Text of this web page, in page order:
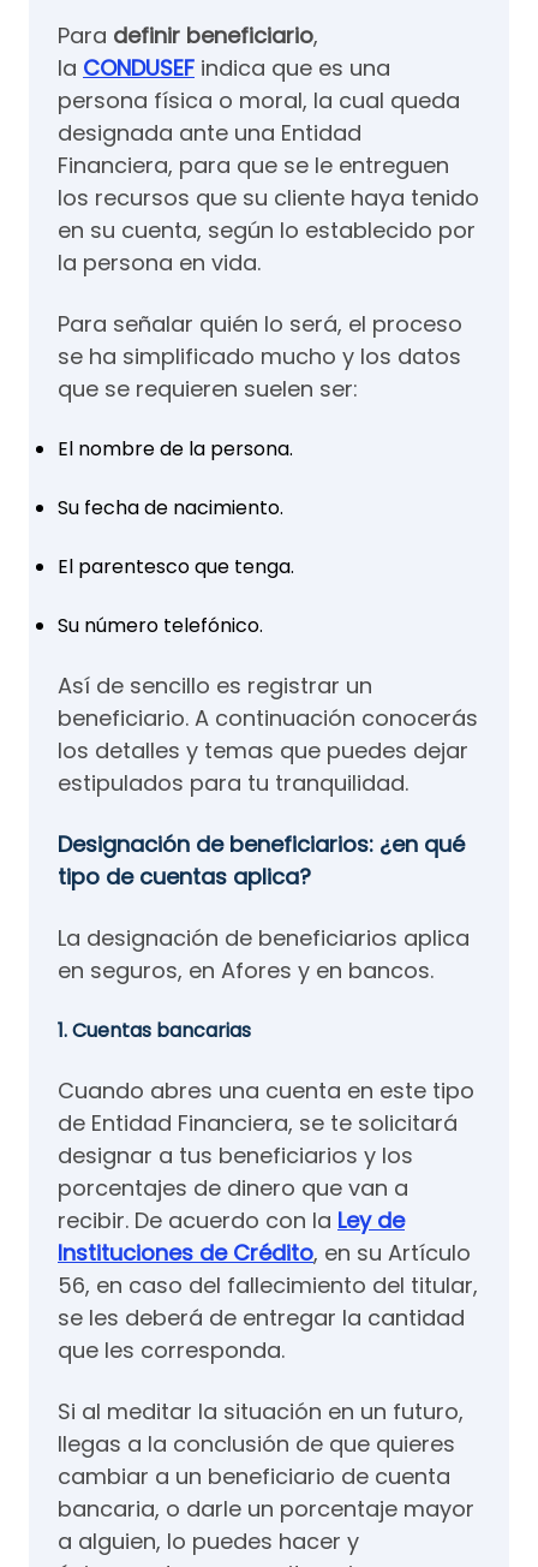
Para definir beneficiario,
la CONDUSEF indica que es una
persona física o moral, la cual queda
designada ante una Entidad
Financiera, para que se le entreguen
los recursos que su cliente haya tenido
en su cuenta, según lo establecido por
la persona en vida.
Para señalar quién lo será, el proceso
se ha simplificado mucho y los datos
que se requieren suelen ser:
El nombre de la persona.
Su fecha de nacimiento.
El parentesco que tenga.
Su número telefónico.
Así de sencillo es registrar un
beneficiario. A continuación conocerás
los detalles y temas que puedes dejar
estipulados para tu tranquilidad.
Designación de beneficiarios: ¿en qué
tipo de cuentas aplica?
La designación de beneficiarios aplica
en seguros, en Afores y en bancos.
1. Cuentas bancarias
Cuando abres una cuenta en este tipo
de Entidad Financiera, se te solicitará
designar a tus beneficiarios y los
porcentajes de dinero que van a
recibir. De acuerdo con la Ley de
Instituciones de Crédito, en su Artículo
56, en caso del fallecimiento del titular,
se les deberá de entregar la cantidad
que les corresponda.
Si al meditar la situación en un futuro,
llegas a la conclusión de que quieres
cambiar a un beneficiario de cuenta
bancaria, o darle un porcentaje mayor
a alguien, lo puedes hacer y